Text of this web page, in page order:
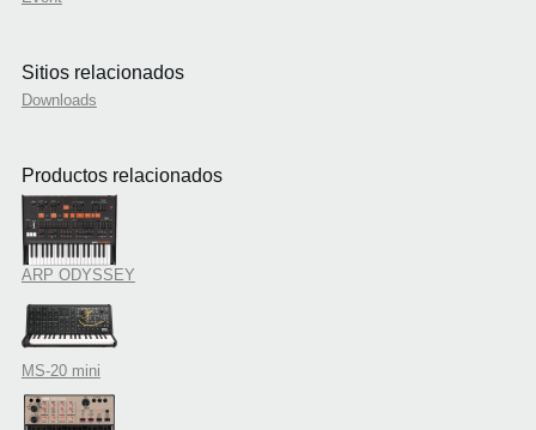
Sitios relacionados
Downloads
Productos relacionados
ARP ODYSSEY
MS-20 mini